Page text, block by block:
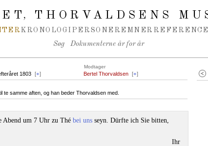
, THORVALDSENS
KRONOLOGI PERSONER EMNER
Søg Dokumenterne år for år
Modtager
1803 [+] Bertel Thorvaldsen [+]
te samme aften, og han beder Thorvaldsen med.
Abend um 7 Uhr zu Thé bei uns seyn. Dürfte ich Sie bitten,
Ihr